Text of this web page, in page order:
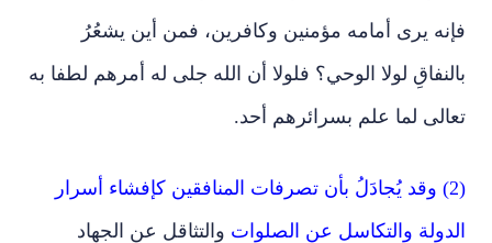
فإنه يرى أمامه مؤمنين وكافرين، فمن أين يشعُرُ
بالنفاقِ لولا الوحي؟ فلولا أن الله جلى له أمرهم لطفا به
تعالى لما علم بسرائرهم أحد.
(2) وقد يُجادَلُ بأن تصرفات المنافقين كإفشاء أسرار
الدولة والتكاسل عن الصلوات والتثاقل عن الجهاد